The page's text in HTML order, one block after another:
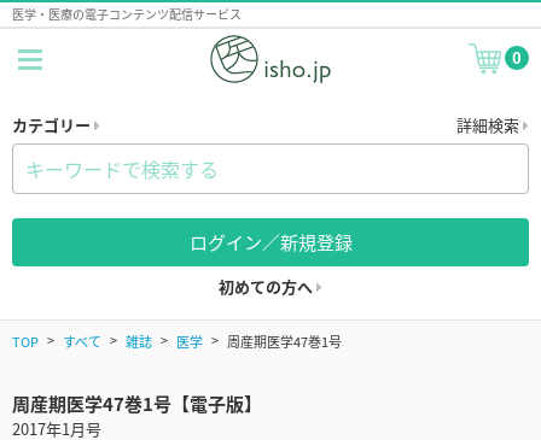
医学・医療の電子コンテンツ配信サービス
0
カテゴリー 詳細検索
ログイン／新規登録
初めての方へ
TOP すべて 雑誌 医学 周産期医学47巻1号
周産期医学47巻1号【電子版】
2017年1月号